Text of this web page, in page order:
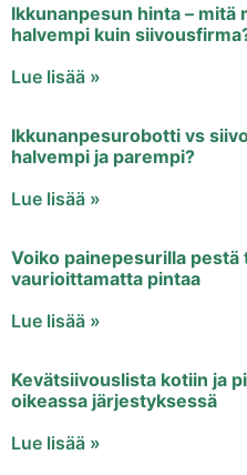
Ikkunanpesun hinta – mitä
halvempi kuin
Lue lisää »
Ikkunanpesurobotti vs
halvempi ja parempi?
Lue lisää »
Voiko painepesurilla pestä
vaurioittamatta pintaa
Lue lisää »
Kevätsiivouslista kotiin ja
oikeassa järjestyksessä
Lue lisää »